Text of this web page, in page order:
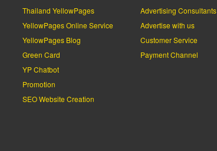
Thailand YellowPages
YellowPages Online Service
YellowPages Blog
Green Card
YP Chatbot
Promotion
SEO Website Creation
Advertising Consultants
Advertise with us
Customer Service
Payment Channel